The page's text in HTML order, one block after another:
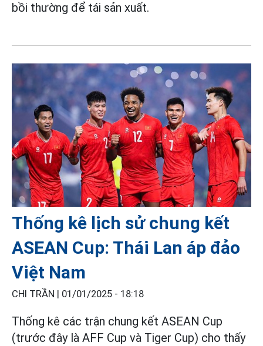
bồi thường để tái sản xuất.
Thống kê lịch sử chung kết
ASEAN Cup: Thái Lan áp đảo
Việt Nam
CHI TRẦN | 01/01/2025 - 18:18
Thống kê các trận chung kết ASEAN Cup
(trước đây là AFF Cup và Tiger Cup) cho thấy